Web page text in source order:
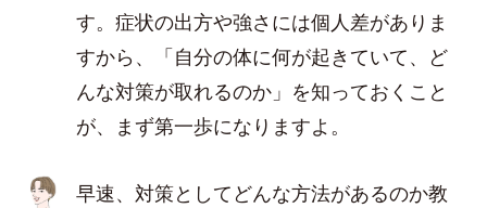
す。症状の出方や強さには個人差がありま
すから、「自分の体に何が起きていて、ど
んな対策が取れるのか」を知っておくこと
が、まず第一歩になりますよ。
早速、対策としてどんな方法があるのか教